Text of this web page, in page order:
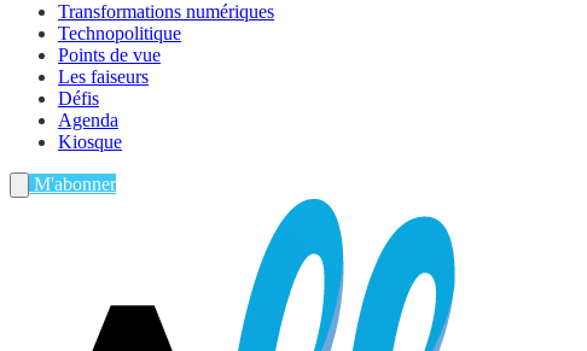
Transformations numériques
Technopolitique
Points de vue
Les faiseurs
Défis
Agenda
Kiosque
M'abonner